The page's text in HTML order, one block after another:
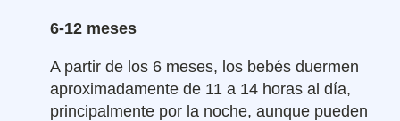
6-12 meses
A partir de los 6 meses, los bebés duermen
aproximadamente de 11 a 14 horas al día,
principalmente por la noche, aunque pueden